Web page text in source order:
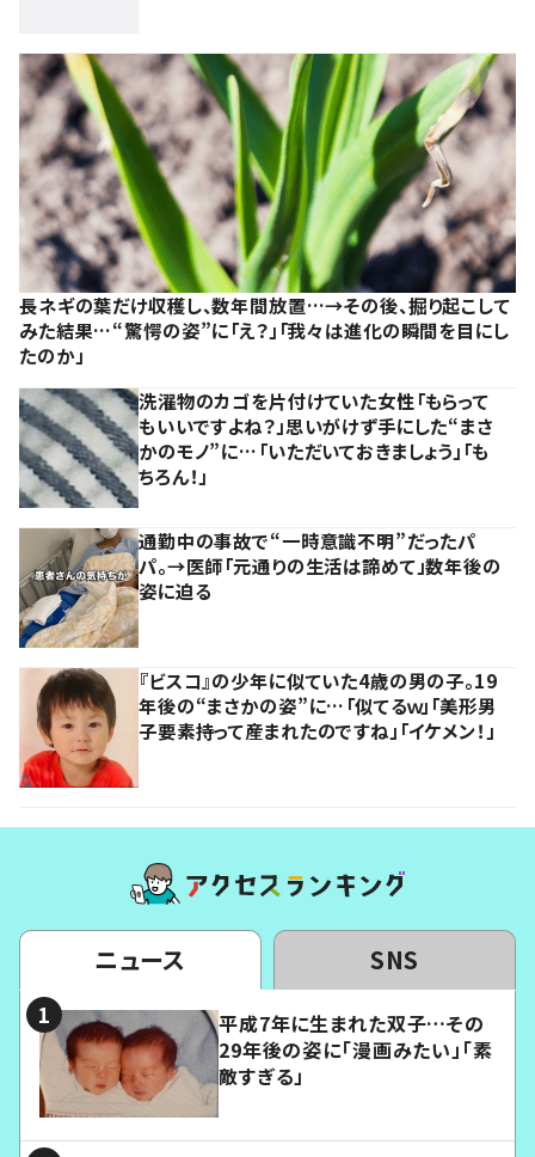
長ネギの葉だけ収穫し、数年間放置…→その後、掘り起こして
みた結果…“驚愕の姿”に「え？」「我々は進化の瞬間を目にし
たのか」
洗濯物のカゴを片付けていた女性「もらって
もいいですよね？」思いがけず手にした“まさ
かのモノ”に…「いただいておきましょう」「も
ちろん！」
通勤中の事故で“一時意識不明”だったパ
パ。→医師「元通りの生活は諦めて」数年後の
姿に迫る
『ビスコ』の少年に似ていた4歳の男の子。19
年後の“まさかの姿”に…「似てるｗ」「美形男
子要素持って産まれたのですね」「イケメン！」
ニュース SNS
平成7年に生まれた双子…その
29年後の姿に「漫画みたい」「素
敵すぎる」